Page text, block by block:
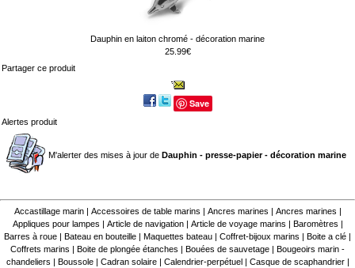
Dauphin en laiton chromé - décoration marine
25.99€
Partager ce produit
Save
Alertes produit
M'alerter des mises à jour de Dauphin - presse-papier - décoration marine
Accastillage marin| Accessoires de table marins Ancres marines Ancres marines
Appliques pour lampes
Article de navigation| Article de voyage marins Baromètres
Barres à roue
Bateau en bouteille Maquettes bateau Coffret-bijoux marins Boite a clé
Coffrets marins
Boite de plongée étanches Bouées de sauvetage
Bougeoirs marin -
chandeliers
Boussole| Cadran solaire| Calendrier-perpétuel Casque de scaphandrier|